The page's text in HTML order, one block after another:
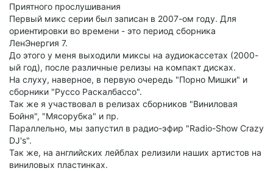
Приятного прослушивания
Первый микс серии был записан в 2007-ом году. Для
ориентировки во времени - это период сборника
ЛенЭнергия 7.
До этого у меня выходили миксы на аудиокассетах (2000-
ый год), после различные релизы на компакт дисках.
На слуху, наверное, в первую очередь "Порно Мишки" и
сборники "Руссо Раскалбассо".
Так же я участвовал в релизах сборников "Виниловая
Бойня", "Мясорубка" и пр.
Параллельно, мы запустил в радио-эфир "Radio-Show Crazy
DJ's".
Так же, на английских лейблах релизили наших артистов на
виниловых пластинках.